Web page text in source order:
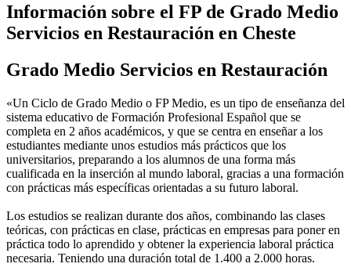
Información sobre el FP de Grado Medio
Servicios en Restauración en Cheste
Grado Medio Servicios en Restauración
«Un Ciclo de Grado Medio o FP Medio, es un tipo de enseñanza del
sistema educativo de Formación Profesional Español que se
completa en 2 años académicos, y que se centra en enseñar a los
estudiantes mediante unos estudios más prácticos que los
universitarios, preparando a los alumnos de una forma más
cualificada en la inserción al mundo laboral, gracias a una formación
con prácticas más específicas orientadas a su futuro laboral.
Los estudios se realizan durante dos años, combinando las clases
teóricas, con prácticas en clase, prácticas en empresas para poner en
práctica todo lo aprendido y obtener la experiencia laboral práctica
necesaria. Teniendo una duración total de 1.400 a 2.000 horas.